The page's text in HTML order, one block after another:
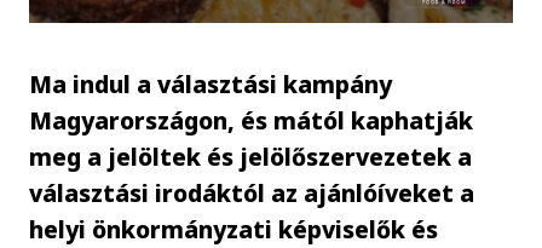
Ma indul a választási kampány
Magyarországon, és mától kaphatják
meg a jelöltek és jelölőszervezetek a
választási irodáktól az ajánlóíveket a
helyi önkormányzati képviselők és